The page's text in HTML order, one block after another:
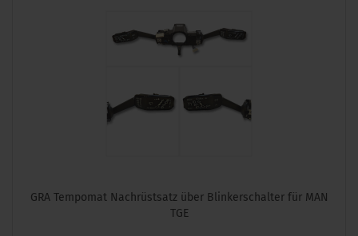
GRA Tempomat Nachrüstsatz über Blinkerschalter für MAN
TGE